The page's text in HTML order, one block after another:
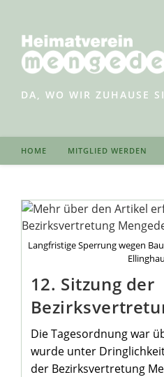
springen
DA, WO WIR ZUHAUSE
HOME MITGLIED WERDEN
Langfristige Sperrung wegen
12. Sitzung der
Die Tagesordnung war
wurde unter
der Bezirksvertretung